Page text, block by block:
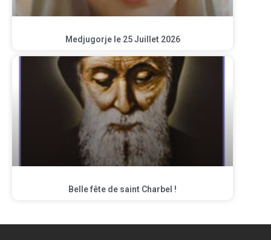
Medjugorje le 25 Juillet 2026
Belle fête de saint Charbel !